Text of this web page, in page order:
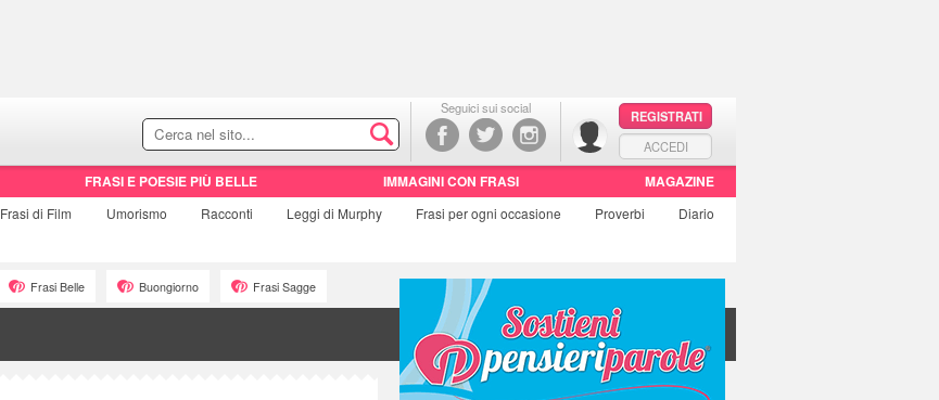
Seguici sui social
REGISTRATI
ACCEDI
FRASI E POESIE PIÙ BELLE IMMAGINI CON FRASI MAGAZINE
Frasi di Film Umorismo Racconti Leggi di Murphy Frasi per ogni occasione Proverbi Diario
Frasi Belle Buongiorno Frasi Sagge